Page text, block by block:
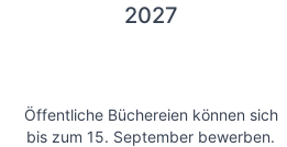
2027
Öffentliche Büchereien können sich
bis zum 15. September bewerben.